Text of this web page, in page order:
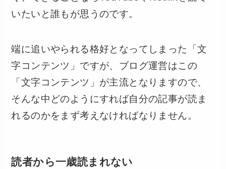
いたいと誰もが思うのです。
端に追いやられる格好となってしまった「文
字コンテンツ」ですが、ブログ運営はこの
「文字コンテンツ」が主流となりますので、
そんな中どのようにすれば自分の記事が読ま
れるのかをまず考えなければなりません。
読者から一歳読まれない